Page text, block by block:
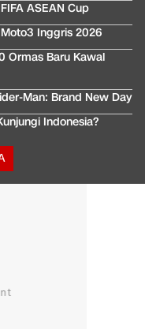
ASEAN Cup
Inggris 2026
Ormas Baru Kawal
Man: Brand New Day
Indonesia?